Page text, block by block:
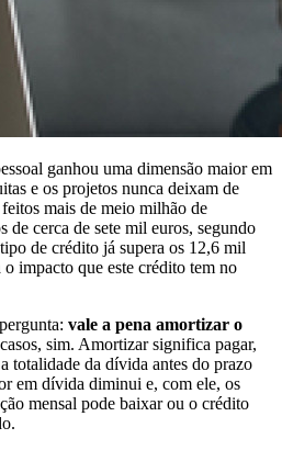
ganhou uma dimensão maior em
e os projetos nunca deixam de
mais de meio milhão de
de cerca de sete mil euros, segundo
de crédito já supera os 12,6 mil
impacto que este crédito tem no
vale a pena amortizar o
sim. Amortizar significa pagar,
totalidade da dívida antes do prazo
em dívida diminui e, com ele, os
mensal pode baixar ou o crédito